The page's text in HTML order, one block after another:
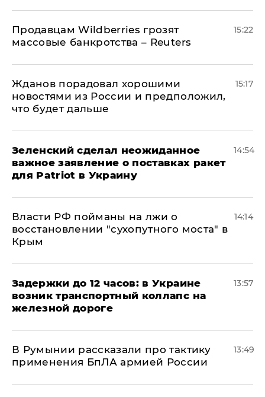
Продавцам Wildberries грозят
массовые банкротства – Reuters
15:22
Жданов порадовал хорошими
новостями из России и предположил,
что будет дальше
15:17
Зеленский сделал неожиданное
важное заявление о поставках ракет
для Patriot в Украину
14:54
Власти РФ пойманы на лжи о
восстановлении "сухопутного моста" в
Крым
14:14
Задержки до 12 часов: в Украине
возник транспортный коллапс на
железной дороге
13:57
В Румынии рассказали про тактику
применения БпЛА армией России
13:49